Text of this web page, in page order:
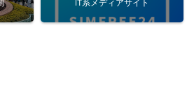
IT系メディアサイト